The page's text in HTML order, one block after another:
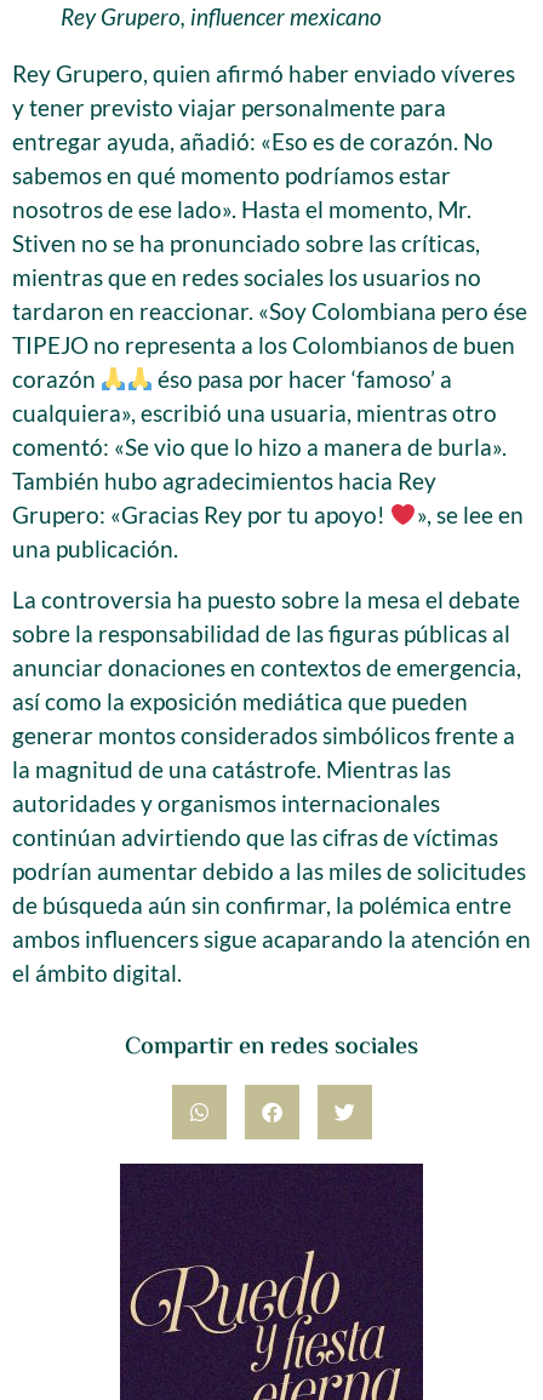
Compartir en redes sociales
Rey Grupero, influencer mexicano
Rey Grupero, quien afirmó haber enviado víveres
y tener previsto viajar personalmente para
entregar ayuda, añadió: «Eso es de corazón. No
sabemos en qué momento podríamos estar
nosotros de ese lado». Hasta el momento, Mr.
Stiven no se ha pronunciado sobre las críticas,
mientras que en redes sociales los usuarios no
tardaron en reaccionar. «Soy Colombiana pero ése
TIPEJO no representa a los Colombianos de buen
corazón
éso pasa por hacer ‘famoso’ a
cualquiera», escribió una usuaria, mientras otro
comentó: «Se vio que lo hizo a manera de burla».
También hubo agradecimientos hacia Rey
Grupero: «Gracias Rey por tu apoyo!
», se lee en
una publicación.
La controversia ha puesto sobre la mesa el debate
sobre la responsabilidad de las figuras públicas al
anunciar donaciones en contextos de emergencia,
así como la exposición mediática que pueden
generar montos considerados simbólicos frente a
la magnitud de una catástrofe. Mientras las
autoridades y organismos internacionales
continúan advirtiendo que las cifras de víctimas
podrían aumentar debido a las miles de solicitudes
de búsqueda aún sin confirmar, la polémica entre
ambos influencers sigue acaparando la atención en
el ámbito digital.